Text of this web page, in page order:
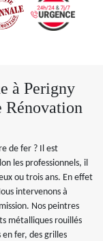
à Perigny
Rénovation
de fer ? Il est
les professionnels, il
ou trois ans. En effet
intervenons à
Nos peintres
métalliques rouillés
fer, des grilles